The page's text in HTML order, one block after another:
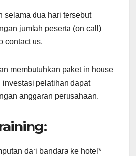
selama dua hari tersebut
jumlah peserta (on call).
contact us.
membutuhkan paket in house
investasi pelatihan dapat
anggaran perusahaan.
dari bandara ke hotel*.